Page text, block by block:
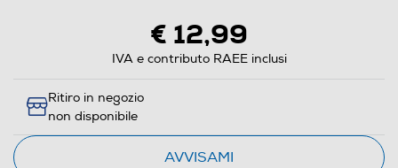
€ 12,99
IVA e contributo RAEE inclusi
Ritiro in negozio
non disponibile
AVVISAMI